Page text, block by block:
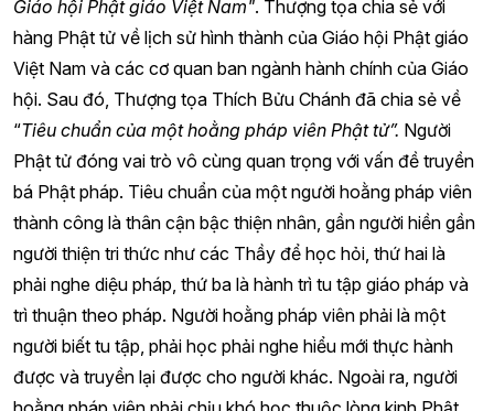
Giáo hội Phật giáo Việt Nam". Thượng tọa chia sẻ với
hàng Phật tử về lịch sử hình thành của Giáo hội Phật giáo
Việt Nam và các cơ quan ban ngành hành chính của Giáo
hội. Sau đó, Thượng tọa Thích Bửu Chánh đã chia sẻ về
“Tiêu chuẩn của một hoằng pháp viên Phật tử”. Người
Phật tử đóng vai trò vô cùng quan trọng với vấn đề truyền
bá Phật pháp. Tiêu chuẩn của một người hoằng pháp viên
thành công là thân cận bậc thiện nhân, gần người hiền gần
người thiện tri thức như các Thầy để học hỏi, thứ hai là
phải nghe diệu pháp, thứ ba là hành trì tu tập giáo pháp và
trì thuận theo pháp. Người hoằng pháp viên phải là một
người biết tu tập, phải học phải nghe hiểu mới thực hành
được và truyền lại được cho người khác. Ngoài ra, người